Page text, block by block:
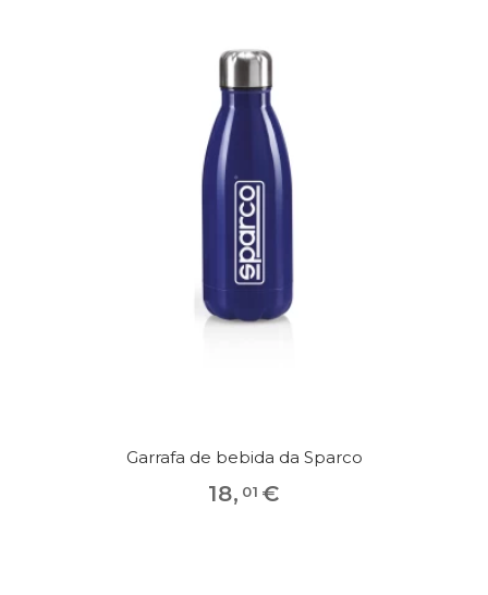
Garrafa de bebida da Sparco
18, 01 €